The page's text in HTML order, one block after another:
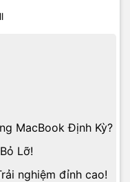
MacBook Định Kỳ?
Lỡ!
nghiệm đỉnh cao!